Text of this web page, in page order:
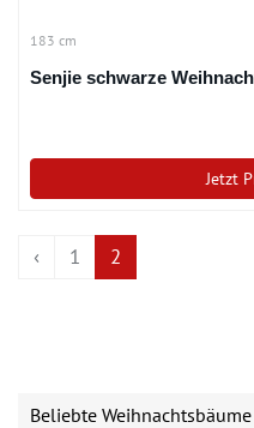
183 cm
Senjie schwarze
Jetzt
‹ 1 2
Beliebte Weihnachtsbäume